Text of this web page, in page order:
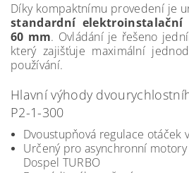
Díky kompaktnímu provedení je
standardní
60 mm. Ovládání je řešeno
který zajišťuje maximální
používání.
Hlavní výhody
P2-1-300
Dvoustupňová regulace otáček
Určený pro asynchronní motory
Dospel TURBO